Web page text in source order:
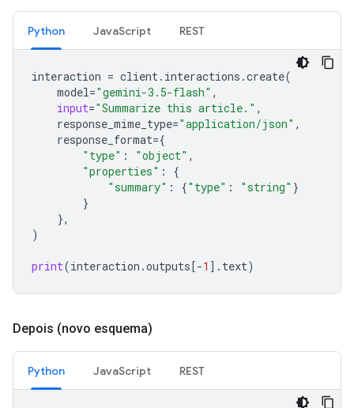
Python JavaScript REST
interaction = client. interactions .create(
model="gemini-3.5-flash" ,
input="Summarize this article." ,
response_mime_type="application/json" ,
response_format={
"type" : "object" ,
"properties" :
{
"summary" : {"type" : "string" }
}
},
)
print(interaction .outputs[-1 ] . text)
Depois (novo esquema)
Python JavaScript REST